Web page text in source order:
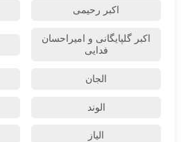
اکبر رحیمی
اکبر گلپایگانی و امیراحسان
فدایی
الجان
الوند
الیاز